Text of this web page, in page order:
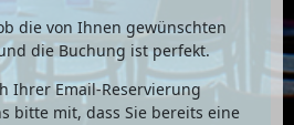
die von Ihnen gewünschten
die Buchung ist perfekt.
Ihrer Email-Reservierung
bitte mit, dass Sie bereits eine